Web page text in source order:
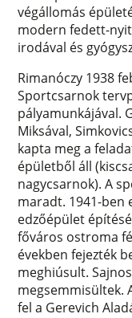
végállomás
modern fedett-
irodával és
Rimanóczy 1938
Sportcsarnok
pályamunkájával.
Miksával,
kapta meg a
épületből áll
nagycsarnok). A
maradt. 1941-ben
edzőépület
főváros ostroma
években fejezték
meghiúsult.
megsemmisültek.
fel a Gerevich